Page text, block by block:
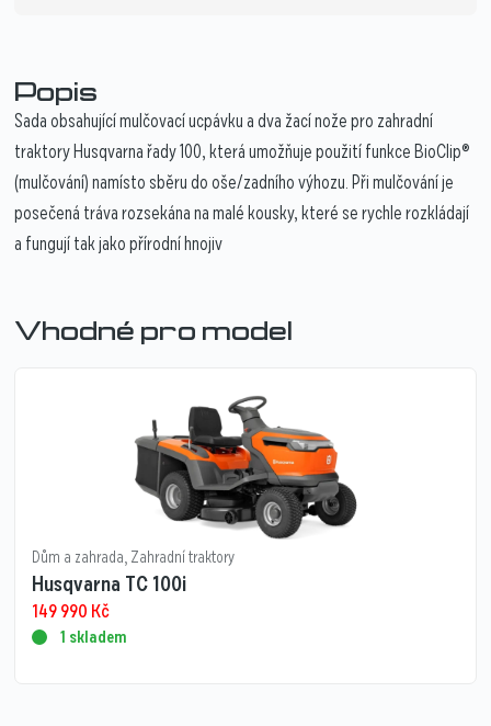
Popis
Sada obsahující mulčovací ucpávku a dva žací nože pro zahradní
traktory Husqvarna řady 100, která umožňuje použití funkce BioClip®
(mulčování) namísto sběru do oše/zadního výhozu. Při mulčování je
posečená tráva rozsekána na malé kousky, které se rychle rozkládají
a fungují tak jako přírodní hnojiv
Vhodné pro model
Dům a zahrada, Zahradní traktory
Husqvarna TC 100i
149 990 Kč
1 skladem